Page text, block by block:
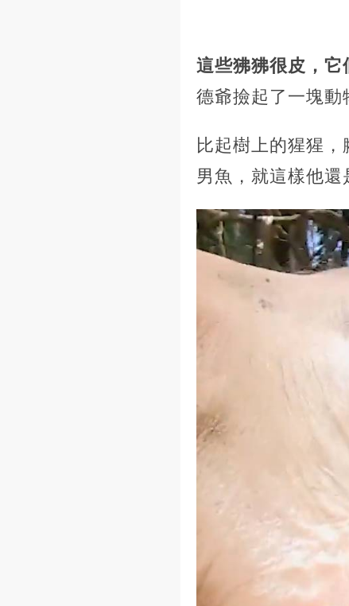
這些狒狒很皮，它
德爺撿起了一塊動
比起樹上的猩猩
男魚，就這樣他還